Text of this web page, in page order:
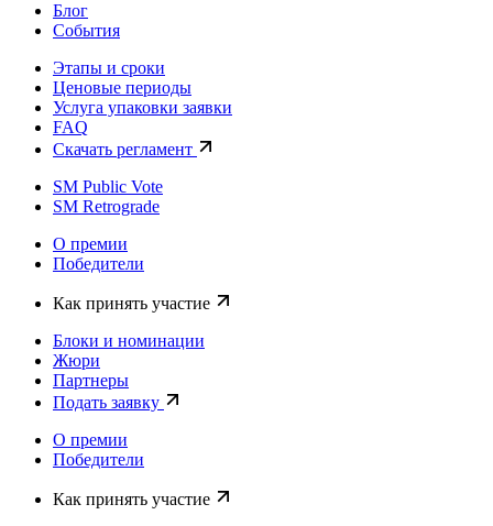
Блог
События
Этапы и сроки
Ценовые периоды
Услуга упаковки заявки
FAQ
Скачать регламент
SM Public Vote
SM Retrograde
О премии
Победители
Как принять участие
Блоки и номинации
Жюри
Партнеры
Подать заявку
О премии
Победители
Как принять участие